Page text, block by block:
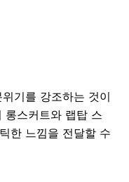
기를 강조하는 것이
롱스커트와 랩탑 스
한 느낌을 전달할 수